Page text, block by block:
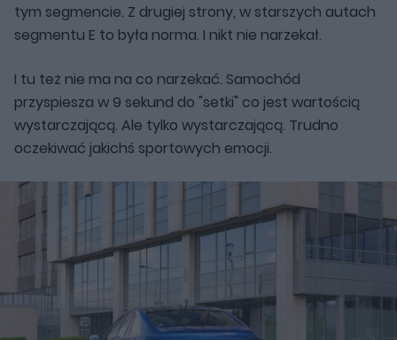
tym segmencie. Z drugiej strony, w starszych autach
segmentu E to była norma. I nikt nie narzekał.
I tu też nie ma na co narzekać. Samochód
przyspiesza w 9 sekund do "setki" co jest wartością
wystarczającą. Ale tylko wystarczającą. Trudno
oczekiwać jakichś sportowych emocji.